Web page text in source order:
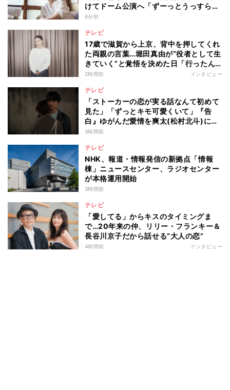
けてドーム公演へ「ずーっとうっすらや
けど右肩上がり続けられていた」
6分前
テレビ
17歳で滋賀から上京、背中を押してくれ
た両親の言葉…堀田真由が“役者として生
きていく”と覚悟を決めた日「行ったん
やったら、もう帰られへんな」
2時間前 インタビュー
テレビ
「ストーカーの恋が実る話なんて初めて
見た」「ずっとキモ可愛くいて」『告
白』ゆがんだ愛情を爽太(松村北斗)に向
ける視聴者の声
3時間前
テレビ
NHK、報道・情報発信の新拠点「情報
棟」ニュースセンター、ラジオセンター
が本格運用開始
3時間前
テレビ
「愛してる」からキスのタイミングま
で…20年来の仲、リリー・フランキー＆
長谷川京子だから話せる“大人の恋”
4時間前 インタビュー